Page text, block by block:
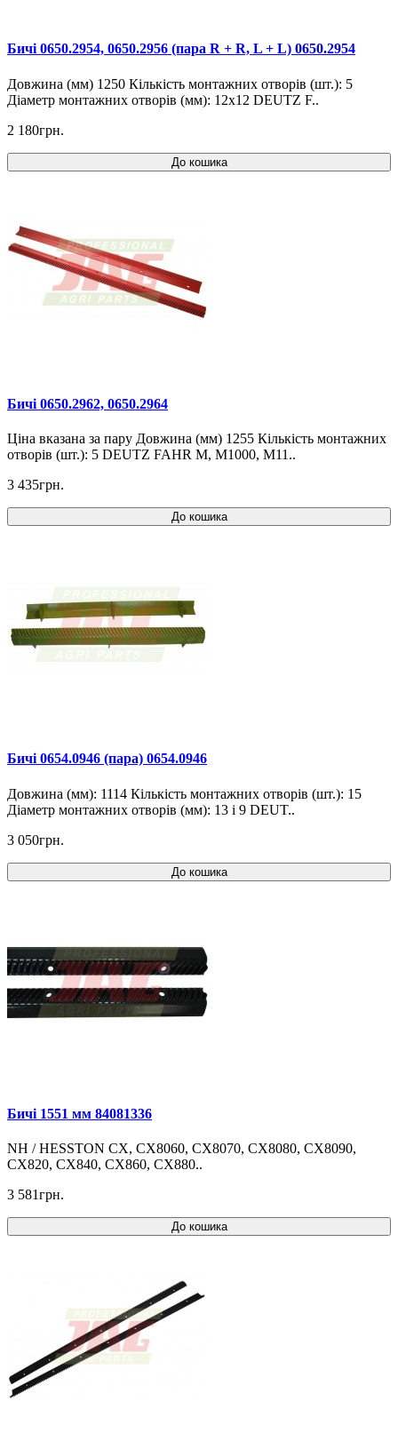
Бичі 0650.2954, 0650.2956 (пара R + R, L + L) 0650.2954
Довжина (мм) 1250 Кількість монтажних отворів (шт.): 5
Діаметр монтажних отворів (мм): 12x12 DEUTZ F..
2 180грн.
До кошика
Бичі 0650.2962, 0650.2964
Ціна вказана за пару Довжина (мм) 1255 Кількість монтажних
отворів (шт.): 5 DEUTZ FAHR M, M1000, M11..
3 435грн.
До кошика
Бичі 0654.0946 (пара) 0654.0946
Довжина (мм): 1114 Кількість монтажних отворів (шт.): 15
Діаметр монтажних отворів (мм): 13 і 9 DEUT..
3 050грн.
До кошика
Бичі 1551 мм 84081336
NH / HESSTON CX, CX8060, CX8070, CX8080, CX8090,
CX820, CX840, CX860, CX880..
3 581грн.
До кошика